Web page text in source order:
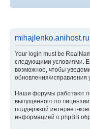
Your login must be
следующими условиями.
возможное, чтобы
обновления/исправления
Наши форумы работают
выпущенного по лицензии
поддержкой интернет-
информацией о phpBB